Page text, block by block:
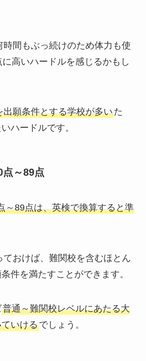
間もぶっ続けのため体力も使
高いハードルを感じるかもし
出願条件とする学校が多いた
ハードルです。
～89点
～89点は、英検で換算すると準
おけば、 難関校を含むほとん
件を満たすことができます。
普通～難関校レベルにあたる大
いけるでしょう。